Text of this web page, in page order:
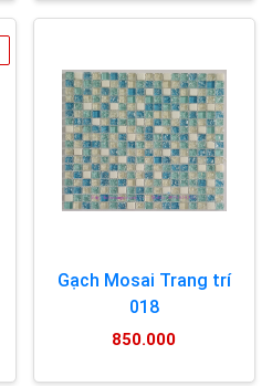
Gạch Mosai Trang trí
018
850.000